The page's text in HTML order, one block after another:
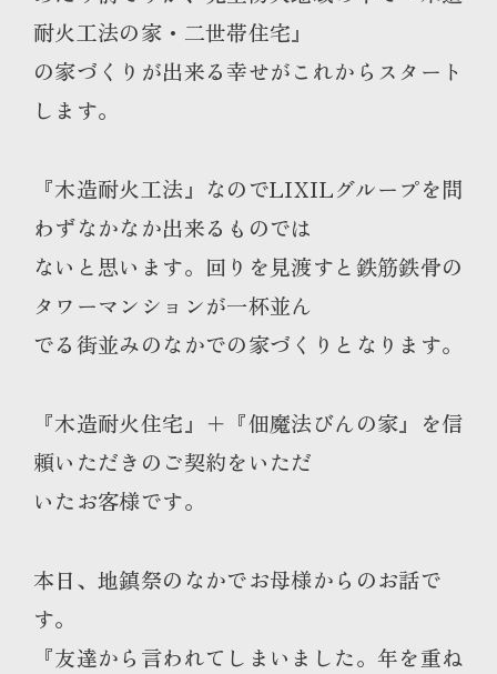
耐火工法の家・二世帯住宅』
の家づくりが出来る幸せがこれからスタート
します。
『木造耐火工法』なのでLIXILグループを問
わずなかなか出来るものでは
ないと思います。回りを見渡すと鉄筋鉄骨の
タワーマンションが一杯並ん
でる街並みのなかでの家づくりとなります。
『木造耐火住宅』＋『佃魔法びんの家』を信
頼いただきのご契約をいただ
いたお客様です。
本日、地鎮祭のなかでお母様からのお話で
す。
『友達から言われてしまいました。年を重ね